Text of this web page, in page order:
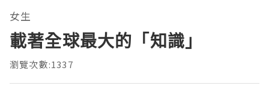
女生
載著全球最大的「知識」
瀏覽次數:1337